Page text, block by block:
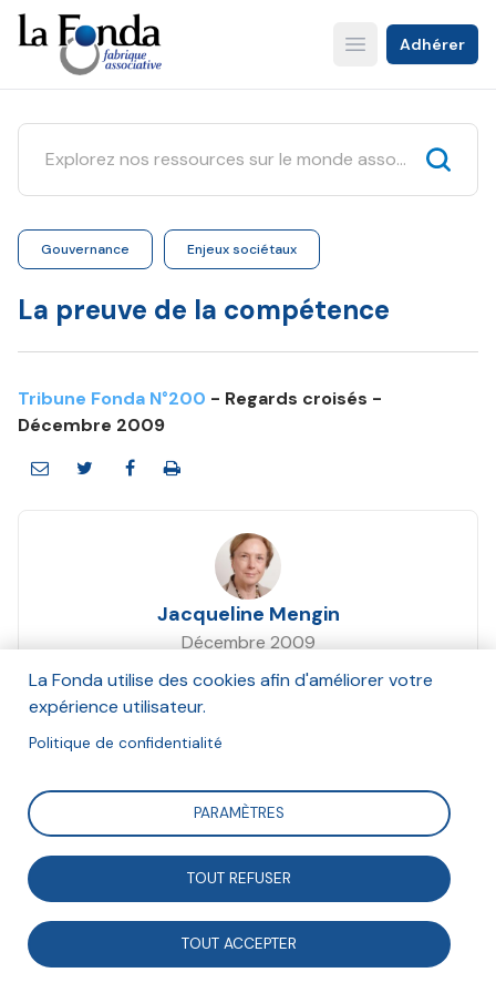
Aller
au
contenu
principal
Open main menu
Adhérer
Gouvernance Enjeux sociétaux
La preuve de la compétence
Tribune Fonda N°200 - Regards croisés -
Décembre 2009
Jacqueline Mengin
Décembre 2009
Retour sur le parcours de vie de Jacqueline Mengin,
militante associative, responsable associative et
femme évoluant dans un milieu où les codes
masculins restent la norme.
La Fonda utilise des cookies afin d'améliorer votre
expérience utilisateur.
Politique de confidentialité
PARAMÈTRES
TOUT REFUSER
TOUT ACCEPTER